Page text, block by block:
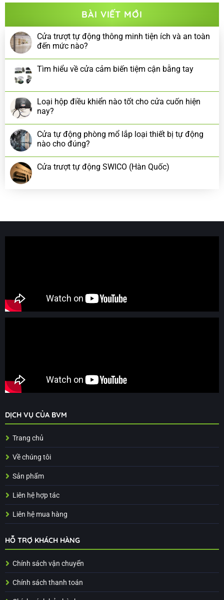
BÀI VIẾT MỚI
Cửa trượt tự động thông minh tiện ích và an toàn
đến mức nào?
Tìm hiểu về cửa cảm biến tiệm cận bằng tay
Loại hộp điều khiển nào tốt cho cửa cuốn hiện
nay?
Cửa tự động phòng mổ lắp loại thiết bị tự động
nào cho đúng?
Cửa trượt tự động SWICO (Hàn Quốc)
DỊCH VỤ CỦA BVM
Trang chủ
Về chúng tôi
Sản phẩm
Liên hệ hợp tác
Liên hệ mua hàng
HỖ TRỢ KHÁCH HÀNG
Chính sách vận chuyển
Chính sách thanh toán